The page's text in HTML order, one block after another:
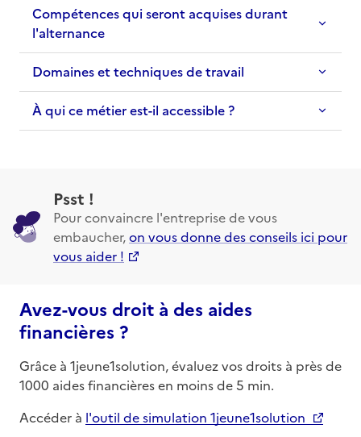
Compétences qui seront acquises durant
l'alternance
Domaines et techniques de travail
À qui ce métier est-il accessible ?
Psst !
Pour convaincre l'entreprise de vous
embaucher,on vous donne des conseils ici pour
vous aider !
Avez-vous droit à des aides
financières ?
Grâce à 1jeune1solution, évaluez vos droits à près de
1000 aides financières en moins de 5 min.
Accéder à l'outil de simulation 1jeune1solution